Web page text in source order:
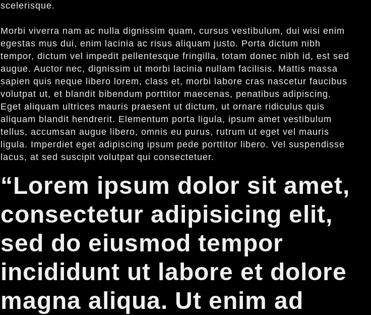
scelerisque.
Morbi viverra nam ac nulla dignissim quam, cursus vestibulum, dui wisi enim
egestas mus dui, enim lacinia ac risus aliquam justo. Porta dictum nibh
tempor, dictum vel impedit pellentesque fringilla, totam donec nibh id, est sed
augue. Auctor nec, dignissim ut morbi lacinia nullam facilisis. Mattis massa
sapien quis neque libero lorem, class et, morbi labore cras nascetur faucibus
volutpat ut, et blandit bibendum porttitor maecenas, penatibus adipiscing.
Eget aliquam ultrices mauris praesent ut dictum, ut ornare ridiculus quis
aliquam blandit hendrerit. Elementum porta ligula, ipsum amet vestibulum
tellus, accumsan augue libero, omnis eu purus, rutrum ut eget vel mauris
ligula. Imperdiet eget adipiscing ipsum pede porttitor libero. Vel suspendisse
lacus, at sed suscipit volutpat qui consectetuer.
“Lorem ipsum dolor sit amet,
consectetur adipisicing elit,
sed do eiusmod tempor
incididunt ut labore et dolore
magna aliqua. Ut enim ad